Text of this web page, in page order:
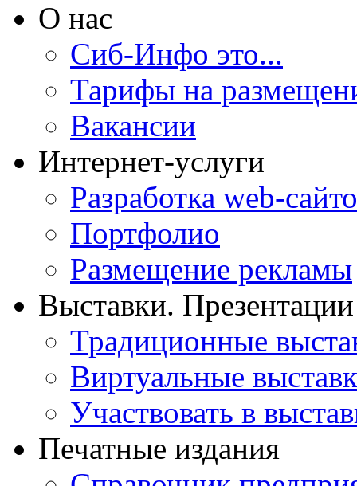
О нас
Сиб-Инфо это...
Тарифы на
Вакансии
Интернет-услуги
Разработка web-
Портфолио
Размещение рекламы
Выставки. Презентации
Традиционные
Виртуальные
Участвовать в
Печатные издания